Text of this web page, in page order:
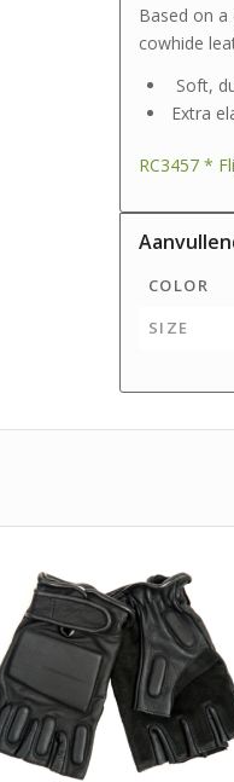
Based on
cowhide
Soft,
Extra
RC3457 *
COLOR
SIZE